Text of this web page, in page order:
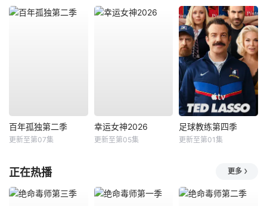
百年孤独第二季
更新至第07集
幸运女神2026
更新至第05集
足球教练第四季
更新至第01集
正在热播 更多